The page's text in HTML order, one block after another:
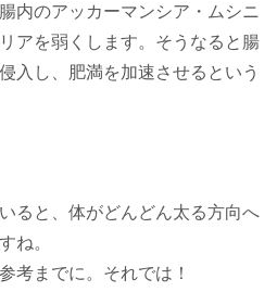
内のアッカーマンシア・ムシニ
アを弱くします。そうなると腸
入し、肥満を加速させるという
ると、体がどんどん太る方向へ
ね。
考までに。それでは！